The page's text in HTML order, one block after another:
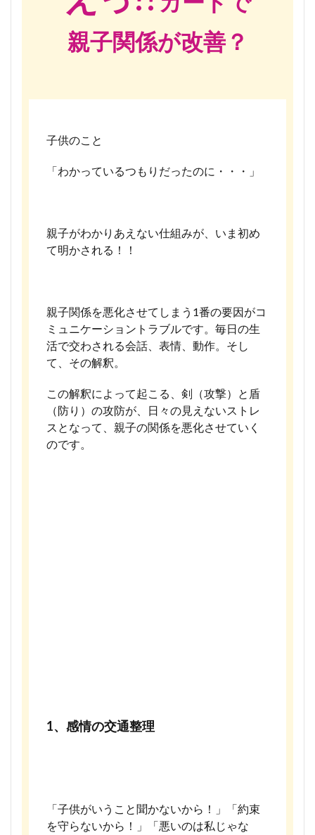
親子関係が改善？
子供のこと
「わかっているつもりだったのに・・・」
親子がわかりあえない仕組みが、いま初め
て明かされる！！
親子関係を悪化させてしまう1番の要因がコ
ミュニケーショントラブルです。毎日の生
活で交わされる会話、表情、動作。そし
て、その解釈。
この解釈によって起こる、剣（攻撃）と盾
（防り）の攻防が、日々の見えないストレ
スとなって、親子の関係を悪化させていく
のです。
1、感情の交通整理
「子供がいうこと聞かないから！」「約束
を守らないから！」「悪いのは私じゃな